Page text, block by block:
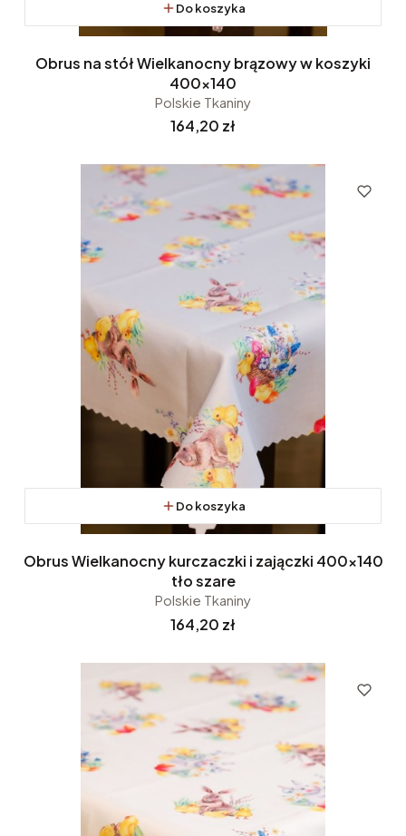
Do koszyka
Obrus na stół Wielkanocny brązowy w koszyki
400x140
Polskie Tkaniny
Cena
164,20 zł
Do koszyka
Obrus Wielkanocny kurczaczki i zajączki 400x140
tło szare
Polskie Tkaniny
Cena
164,20 zł